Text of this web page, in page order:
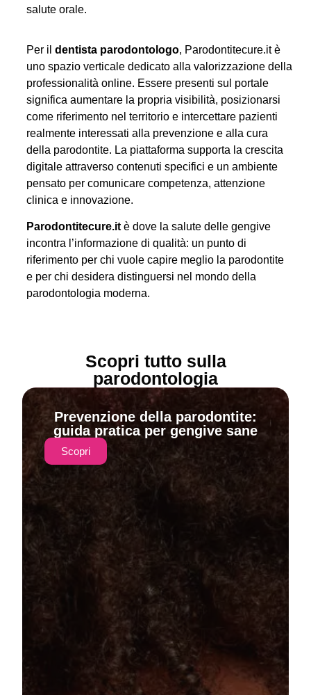
salute orale.
Per ildentista parodontologo, Parodontitecure.it è
uno spazio verticale dedicato alla valorizzazione della
professionalità online. Essere presenti sul portale
significa aumentare la propria visibilità, posizionarsi
come riferimento nel territorio e intercettare pazienti
realmente interessati alla prevenzione e alla cura
della parodontite. La piattaforma supporta la crescita
digitale attraverso contenuti specifici e un ambiente
pensato per comunicare competenza, attenzione
clinica e innovazione.
Parodontitecure.it è dove la salute delle gengive
incontra l’informazione di qualità: un punto di
riferimento per chi vuole capire meglio la parodontite
e per chi desidera distinguersi nel mondo della
parodontologia moderna.
Scopri tutto sulla
parodontologia
Prevenzione della parodontite:
guida pratica per gengive sane
Scopri